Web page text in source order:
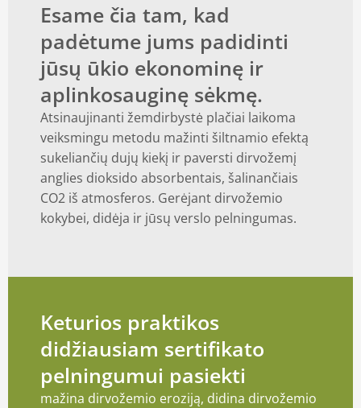
Esame čia tam, kad
padėtume jums padidinti
jūsų ūkio ekonominę ir
aplinkosauginę sėkmę.
Atsinaujinanti žemdirbystė plačiai laikoma
veiksmingu metodu mažinti šiltnamio efektą
sukeliančių dujų kiekį ir paversti dirvožemį
anglies dioksido absorbentais, šalinančiais
CO2 iš atmosferos. Gerėjant dirvožemio
kokybei, didėja ir jūsų verslo pelningumas.
Keturios praktikos
didžiausiam sertifikato
pelningumui pasiekti
mažina dirvožemio eroziją, didina dirvožemio